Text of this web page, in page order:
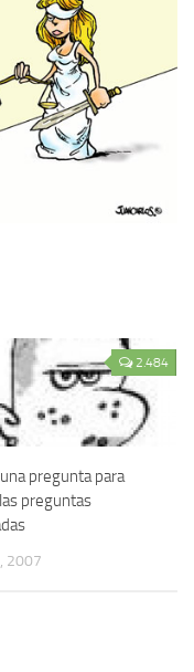
2.484
pregunta para
preguntas
2007